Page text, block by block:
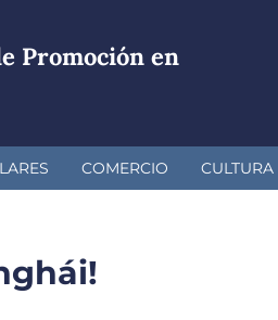
Promoción en
COMERCIO CULTURA